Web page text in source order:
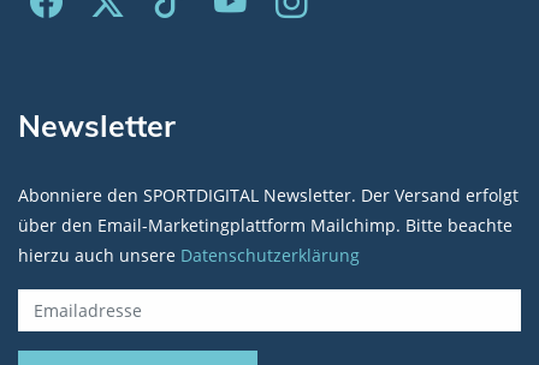
Newsletter
Abonniere den SPORTDIGITAL Newsletter. Der Versand erfolgt
über den Email-Marketingplattform Mailchimp. Bitte beachte
hierzu auch unsere Datenschutzerklärung